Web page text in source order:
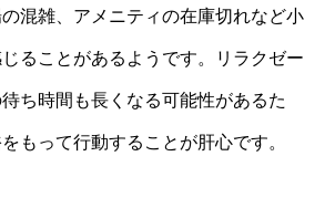
混雑、アメニティの在庫切れなど小
ることがあるようです。リラクゼー
ち時間も長くなる可能性があるた
もって行動することが肝心です。